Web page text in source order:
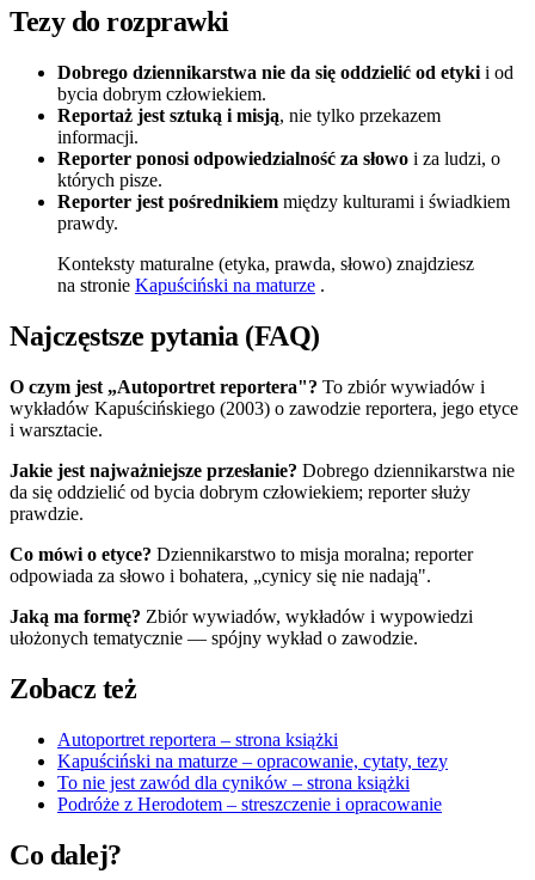
Tezy do rozprawki
Dobrego dziennikarstwa nie da się oddzielić od etyki i od
bycia dobrym człowiekiem.
Reportaż jest sztuką i misją, nie tylko przekazem
informacji.
Reporter ponosi odpowiedzialność za słowo i za ludzi, o
których pisze.
Reporter jest pośrednikiem między kulturami i świadkiem
prawdy.
Konteksty maturalne (etyka, prawda, słowo) znajdziesz
na stronie Kapuściński na maturze .
Najczęstsze pytania (FAQ)
O czym jest „Autoportret reportera"? To zbiór wywiadów i
wykładów Kapuścińskiego (2003) o zawodzie reportera, jego etyce
i warsztacie.
Jakie jest najważniejsze przesłanie? Dobrego dziennikarstwa nie
da się oddzielić od bycia dobrym człowiekiem; reporter służy
prawdzie.
Co mówi o etyce? Dziennikarstwo to misja moralna; reporter
odpowiada za słowo i bohatera, „cynicy się nie nadają".
Jaką ma formę? Zbiór wywiadów, wykładów i wypowiedzi
ułożonych tematycznie — spójny wykład o zawodzie.
Zobacz też
Autoportret reportera – strona książki
Kapuściński na maturze – opracowanie, cytaty, tezy
To nie jest zawód dla cyników – strona książki
Podróże z Herodotem – streszczenie i opracowanie
Co dalej?